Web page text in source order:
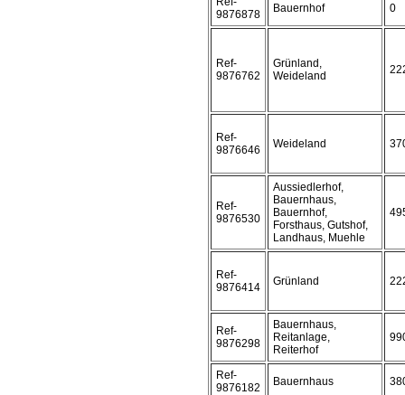
9876878
Bauernhof 0
Ref-
9876762
Grünland,
Weideland
Ref-
9876646
Weideland
Ref-
9876530
Aussiedlerhof,
Bauernhaus,
Bauernhof,
Forsthaus, Gutshof,
Landhaus, Muehle
Ref-
9876414
Grünland
Ref-
9876298
Bauernhaus,
Reitanlage,
Reiterhof
Ref-
9876182
Bauernhaus